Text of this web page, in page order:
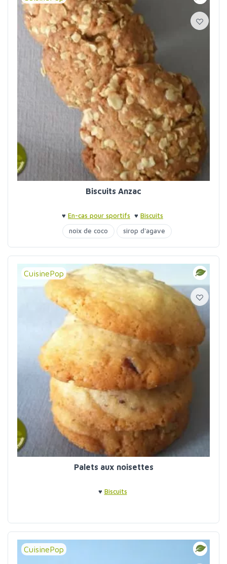
Biscuits Anzac
♥ En-cas pour sportifs ♥ Biscuits
noix de coco
sirop d'agave
CuisinePop
Palets aux noisettes
♥ Biscuits
CuisinePop